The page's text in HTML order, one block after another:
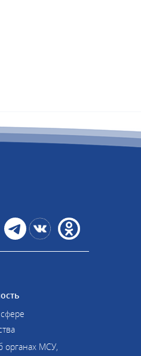
органах МСУ,